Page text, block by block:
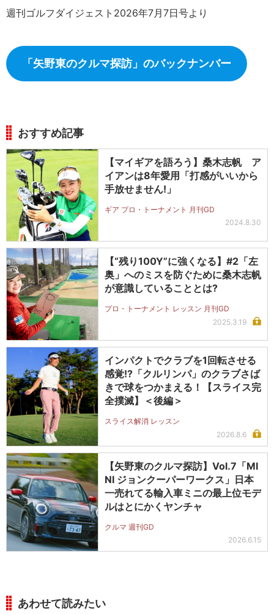
週刊ゴルフダイジェスト2026年7月7日号より
「矢野東のクルマ探訪」のバックナンバー
おすすめ記事
【マイギアを語ろう】桑木志帆 ア
イアンは8年愛用「打感がいいから
手放せません!」
ギア プロ・トーナメント 月刊GD
2024.8.30
【“残り100Y”に強くなる】#2「左
奥」へのミスを防ぐために桑木志帆
が意識していることとは?
プロ・トーナメント レッスン 月刊GD
2025.3.19
インパクトでクラブを1回転させる
感覚!?「クルリンパ」のクラブさば
きで球をつかまえる！【スライス完
全撲滅】＜後編＞
スライス解消 レッスン
2026.8.6
【矢野東のクルマ探訪】Vol.7「MI
NI ジョンクーパーワークス」日本
一売れてる輸入車ミニの最上位モデ
ルはとにかくヤンチャ
クルマ 週刊GD
2026.6.15
あわせて読みたい